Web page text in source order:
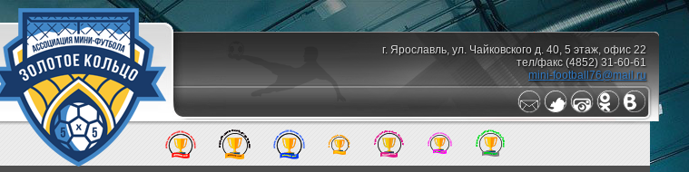
г. Ярославль, ул. Чайковского д. 40, 5 этаж, офис 22
тел/факс (4852) 31-60-61
mini-football76@mail.ru